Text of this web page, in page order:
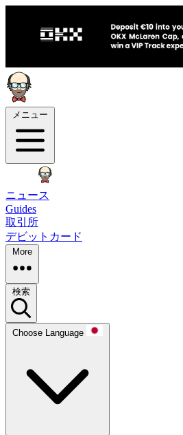
メニュー
ニュース
Guides
取引所
デビットカード
More
検索
Choose Language